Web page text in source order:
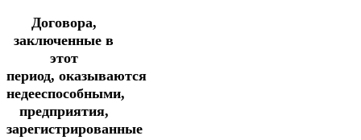
Договора,
заключенные в
этот
период, оказываются
недееспособными,
предприятия,
зарегистрированные